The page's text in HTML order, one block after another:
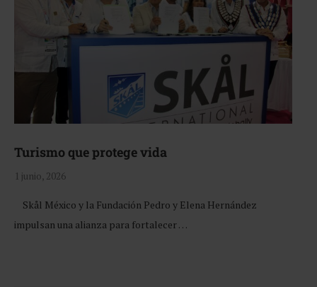
Turismo que protege vida
1 junio, 2026
Skål México y la Fundación Pedro y Elena Hernández
impulsan una alianza para fortalecer …